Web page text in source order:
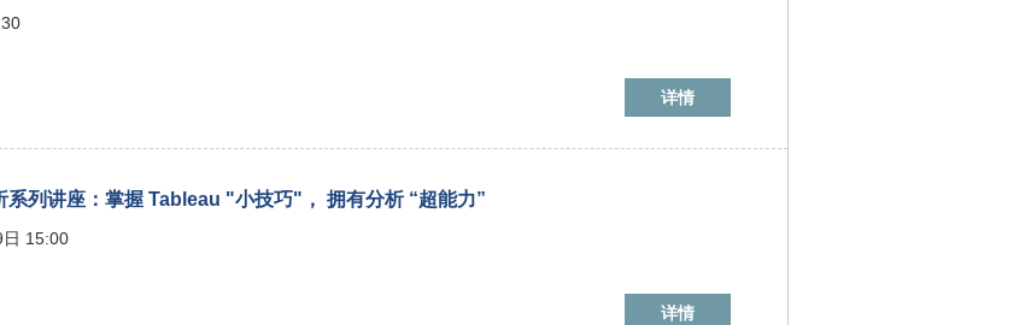
详情
列讲座：掌握 Tableau "小技巧"， 拥有分析 “超能力”
15:00
详情